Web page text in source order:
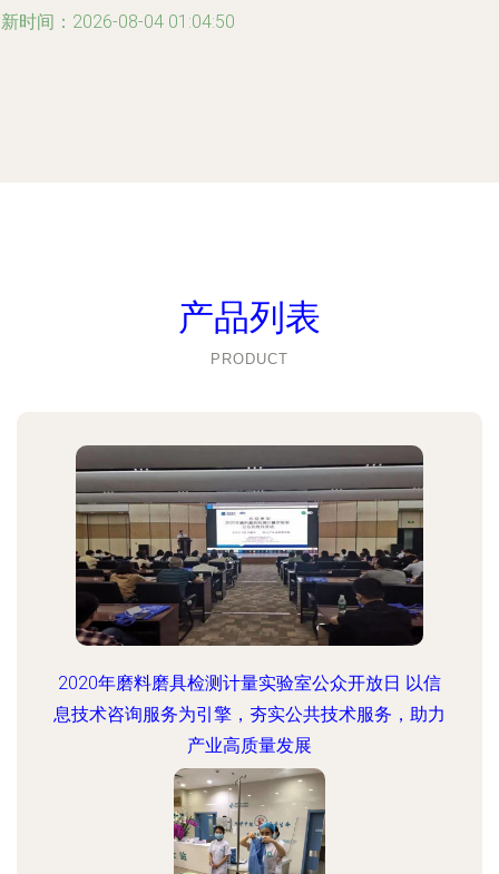
时间：2026-08-04 01:04:50
产品列表
PRODUCT
2020年磨料磨具检测计量实验室公众开放日 以信
息技术咨询服务为引擎，夯实公共技术服务，助力
产业高质量发展